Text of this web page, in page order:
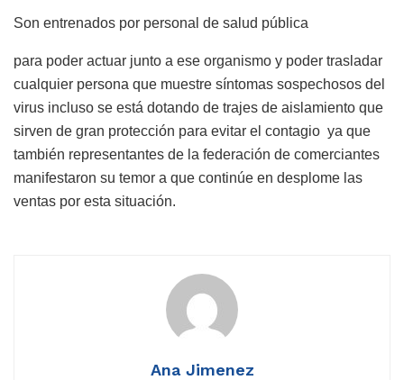
Son entrenados por personal de salud pública
para poder actuar junto a ese organismo y poder trasladar
cualquier persona que muestre síntomas sospechosos del
virus incluso se está dotando de trajes de aislamiento que
sirven de gran protección para evitar el contagio ya que
también representantes de la federación de comerciantes
manifestaron su temor a que continúe en desplome las
ventas por esta situación.
Ana Jimenez